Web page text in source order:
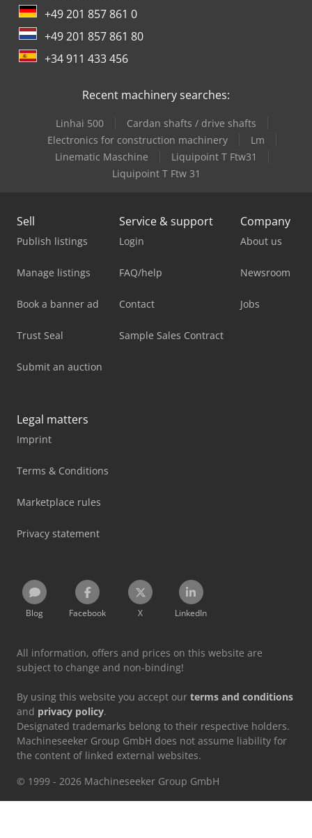
+49 201 857 861 0
+49 201 857 861 80
+34 911 433 456
Recent machinery searches:
Linhai 500
Cardan shafts / drive shafts
Electronics for construction machinery
Lm
Linematic Maschine
Liquipoint T Ftw31
Liquipoint T Ftw 31
Sell
Publish listings
Manage listings
Book a banner ad
Trust Seal
Submit an auction
Service & support
Login
FAQ/help
Contact
Sample Sales Contract
Company
About us
Newsroom
Jobs
Legal matters
Imprint
Terms & Conditions
Marketplace rules
Privacy statement
Blog Facebook X LinkedIn
All information, offers and prices on this website are
subject to change and non-binding!
By using this website you accept our terms and conditions
and privacy policy.
Designated trademarks belong to their respective holders.
Machineseeker Group GmbH does not assume liability for
the content of linked external websites.
© 1999 - 2026 Machineseeker Group GmbH